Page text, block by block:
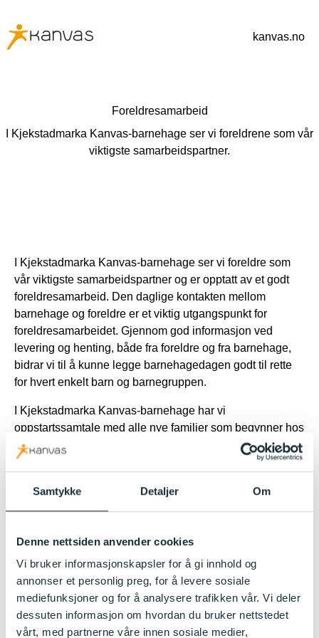
Samtykke Detaljer Om
Denne nettsiden anvender cookies
Vi bruker informasjonskapsler for å gi innhold og
annonser et personlig preg, for å levere sosiale
mediefunksjoner og for å analysere trafikken vår. Vi deler
dessuten informasjon om hvordan du bruker nettstedet
vårt, med partnerne våre innen sosiale medier,
kanvas.no
Foreldresamarbeid
I Kjekstadmarka Kanvas-barnehage ser vi foreldrene som vår
viktigste samarbeidspartner.
I Kjekstadmarka Kanvas-barnehage ser vi foreldre som
vår viktigste samarbeidspartner og er opptatt av et godt
foreldresamarbeid. Den daglige kontakten mellom
barnehage og foreldre er et viktig utgangspunkt for
foreldresamarbeidet. Gjennom god informasjon ved
levering og henting, både fra foreldre og fra barnehage,
bidrar vi til å kunne legge barnehagedagen godt til rette
for hvert enkelt barn og barnegruppen.
I Kjekstadmarka Kanvas-barnehage har vi
oppstartssamtale med alle nye familier som begynner hos
oss. Disse samtalene har vi tidlig i oppstarten og gir oss
en god mulighet til å bli kjent med hver enkelt. I løpet av
høsten og en på våren. Dersom foreldre eller barnehagen
har behov for samtaler ut over dette finner vi raskt en
Formelle samarbeidsorganer som Foreldreråd og SU
sikrer foreldrene som gruppe en reell innflytelse på
barnehagens drift. I Kjekstadmarka Kanvas-barnehage
har vi ett årlig Foreldrerådsmøte som ledes av SU. Dette
møtet foregår digitalt, og det skal blant annet velges